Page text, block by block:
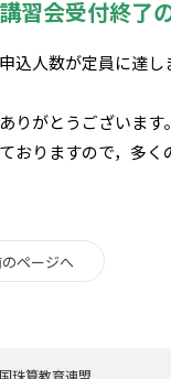
習会受付終了
込人数が定員に達
りがとうございます。
おりますので，多く
ページへ
珠算教育連盟